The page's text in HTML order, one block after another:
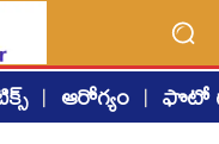
ఆరోగ్యం ఫొటో